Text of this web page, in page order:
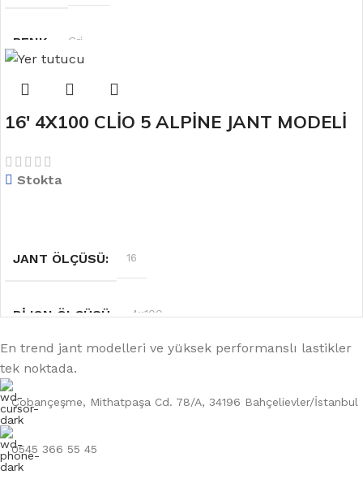
RENK Gri
UYUMLU MARKA
JANT ÖLÇÜSÜ
16′ 4X100 CLİO 5 ALPİNE JANT MODELİ
Stokta
JANT ÖLÇÜSÜ 16
BIJON ÖLÇÜSÜ 4×100
RENK Gri
OFSET
En trend jant modelleri ve yüksek performanslı lastikler
tek noktada.
Çobançeşme, Mithatpaşa Cd. 78/A, 34196 Bahçelievler/İstanbul
0545 366 55 45